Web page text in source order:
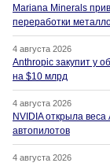
Mariana Minerals
переработки
4 августа 2026
Anthropic закупит у
на $10 млрд
4 августа 2026
NVIDIA открыла
автопилотов
4 августа 2026